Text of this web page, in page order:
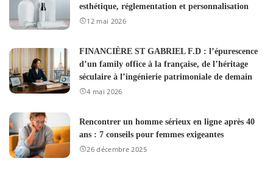
esthétique, réglementation et personnalisation
12 mai 2026
FINANCIÈRE ST GABRIEL F.D : l’épurescence
d’un family office à la française, de l’héritage
séculaire à l’ingénierie patrimoniale de demain
4 mai 2026
Rencontrer un homme sérieux en ligne après 40
ans : 7 conseils pour femmes exigeantes
26 décembre 2025